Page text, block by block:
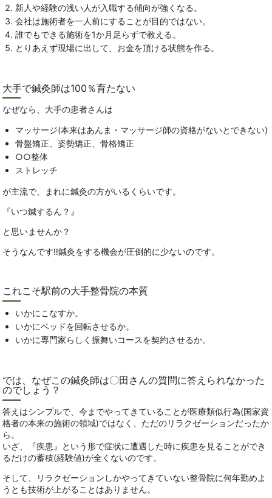
新人や経験の浅い人が入職する傾向が強くなる。
会社は施術者を一人前にすることが目的ではない。
誰でもできる施術を1か月足らずで教える。
とりあえず現場に出して、お金を頂ける状態を作る。
大手で鍼灸師は100％育たない
なぜなら、大手の患者さんは
マッサージ(本来はあんま・マッサージ師の資格がないとできない)
骨盤矯正、姿勢矯正、骨格矯正
○○整体
ストレッチ
が主流で、まれに鍼灸の方がいるくらいです。
『いつ鍼するん？』
と思いませんか？
そうなんです‼鍼灸をする機会が圧倒的に少ないのです。
これこそ駅前の大手整骨院の本質
いかにこなすか。
いかにベッドを回転させるか。
いかに専門家らしく振舞いコースを契約させるか。
では、なぜこの鍼灸師は〇田さんの質問に答えられなかった
のでしょう？
答えはシンプルで、今までやってきていることが医療類似行為(国家資
格者の本来の施術の領域)ではなく、ただのリラクゼーションだったか
ら。
いざ、『疾患』という形で症状に遭遇した時に疾患を見ることができ
るだけの蓄積(経験値)が全くないのです。
そして、リラクゼーションしかやってきていない整骨院に何年勤めよ
うとも技術が上がることはありません。